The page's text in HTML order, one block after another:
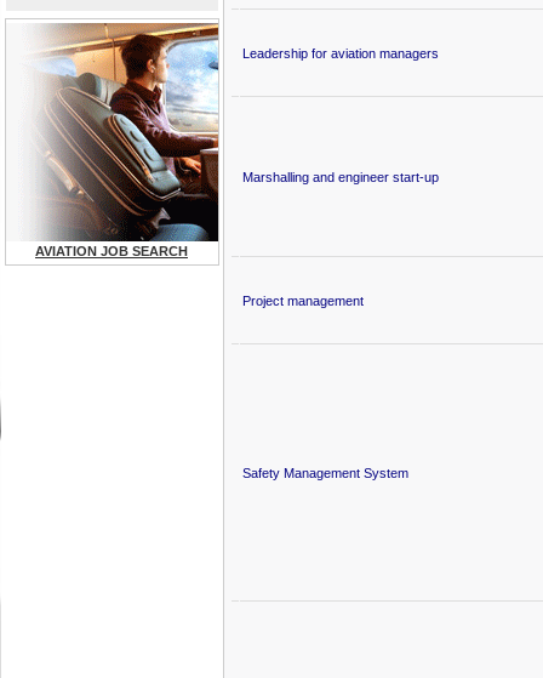
AVIATION JOB SEARCH
Leadership for aviation managers
Marshalling and engineer start-up
Project management
Safety Management System